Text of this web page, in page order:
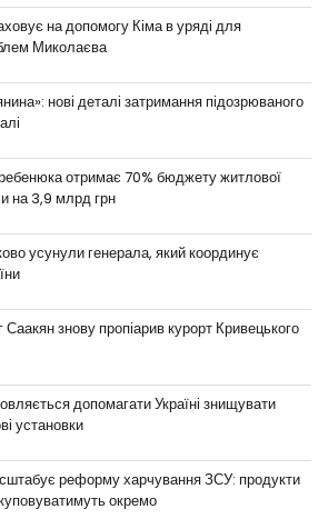
на допомогу Кіма в уряді для
Миколаєва
нові деталі затримання підозрюваного
отримає 70% бюджету житлової
на 3,9 млрд грн
усунули генерала, який координує
Саакян знову пропіарив курорт Кривецького
допомагати Україні знищувати
установки
реформу харчування ЗСУ: продукти
окремо